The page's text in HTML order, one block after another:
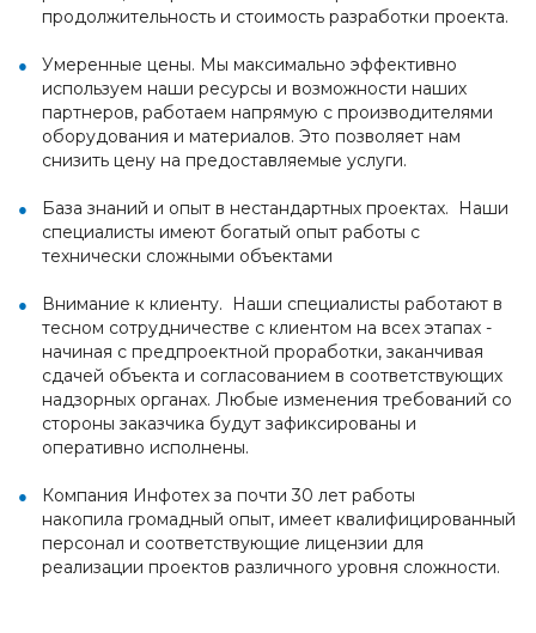
продолжительность и стоимость разработки проекта.
Умеренные цены. Мы максимально эффективно
используем наши ресурсы и возможности наших
партнеров, работаем напрямую с производителями
оборудования и материалов. Это позволяет нам
снизить цену на предоставляемые услуги.
База знаний и опыт в нестандартных проектах. Наши
специалисты имеют богатый опыт работы с
технически сложными объектами
Внимание к клиенту. Наши специалисты работают в
тесном сотрудничестве с клиентом на всех этапах -
начиная с предпроектной проработки, заканчивая
сдачей объекта и согласованием в соответствующих
надзорных органах. Любые изменения требований со
стороны заказчика будут зафиксированы и
оперативно исполнены.
Компания Инфотех за почти 30 лет работы
накопила громадный опыт, имеет квалифицированный
персонал и соответствующие лицензии для
реализации проектов различного уровня сложности.